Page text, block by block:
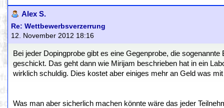
Alex S.
Re: Wettbewerbsverzerrung
12. November 2012 18:16
Bei jeder Dopingprobe gibt es eine Gegenprobe, die
geschickt. Das geht dann wie Mirijam beschrieben hat in ein
wirklich schuldig. Dies kostet aber einiges mehr an Geld was
Was man aber sicherlich machen könnte wäre das jeder